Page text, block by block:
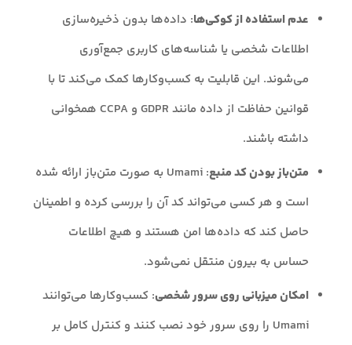
عدم استفاده از کوکی‌ها: داده‌ها بدون ذخیره‌سازی
اطلاعات شخصی یا شناسه‌های کاربری جمع‌آوری
می‌شوند. این قابلیت به کسب‌وکارها کمک می‌کند تا با
قوانین حفاظت از داده مانند GDPR و CCPA همخوانی
داشته باشند.
متن‌باز بودن کد منبع
: Umami به صورت متن‌باز ارائه شده
است و هر کسی می‌تواند کد آن را بررسی کرده و اطمینان
حاصل کند که داده‌ها امن هستند و هیچ اطلاعات
حساس به بیرون منتقل نمی‌شود.
امکان میزبانی روی سرور شخصی: کسب‌وکارها می‌توانند
Umami را روی سرور خود نصب کنند و کنترل کامل بر